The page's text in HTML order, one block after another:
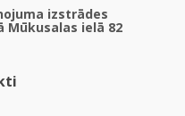
izstrādes
Mūkusalas ielā 82